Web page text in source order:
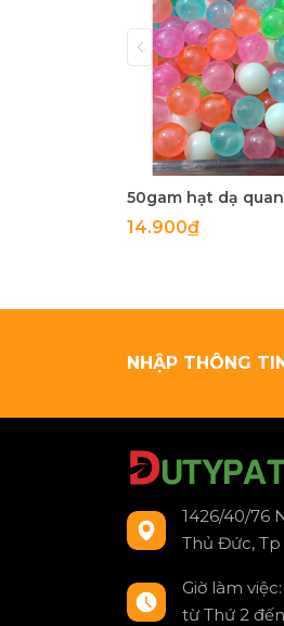
14.900₫
NHẬP THÔNG
1426/40/76
Thủ Đức,
Giờ làm
từ Thứ 2